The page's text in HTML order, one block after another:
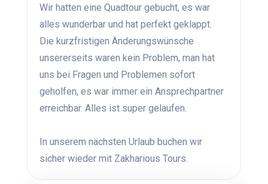
Wir hatten eine Quadtour gebucht, es war
alles wunderbar und hat perfekt geklappt.
Die kurzfristigen Änderungswünsche
unsererseits waren kein Problem, man hat
uns bei Fragen und Problemen sofort
geholfen, es war immer ein Ansprechpartner
erreichbar. Alles ist super gelaufen.
In unserem nächsten Urlaub buchen wir
sicher wieder mit Zakharious Tours.